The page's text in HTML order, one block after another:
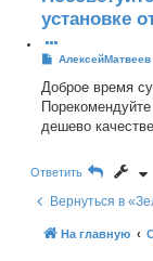
установке
С
о
щ
е
АлексейМатвеев
Доброе время
дешево
Ответить
Вернуться в
На главную